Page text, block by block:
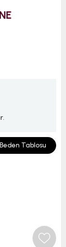
Beden Tablosu